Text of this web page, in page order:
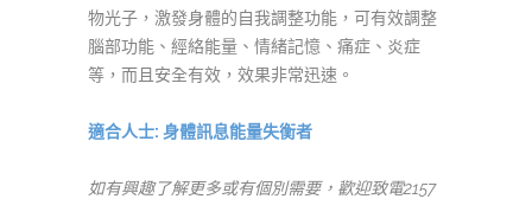
物光子，激發身體的自我調整功能，可有效調整
腦部功能、經絡能量、情緒記憶、痛症、炎症
等，而且安全有效，效果非常迅速。
適合人士: 身體訊息能量失衡者
如有興趣了解更多或有個別需要，歡迎致電2157